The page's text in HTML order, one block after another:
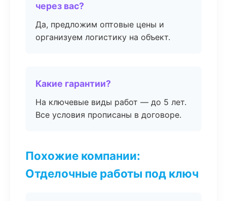
через вас?
Да, предложим оптовые цены и
организуем логистику на объект.
Какие гарантии?
На ключевые виды работ — до 5 лет.
Все условия прописаны в договоре.
Похожие компании:
Отделочные работы под ключ